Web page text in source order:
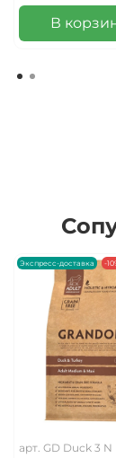
В
Экспресс-доставка -
арт. GD Duck 3 N